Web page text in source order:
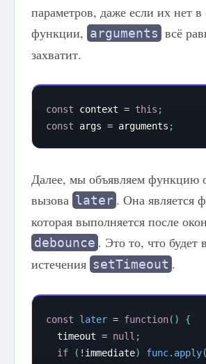
параметров, даже если их нет
функции, arguments всё
захватит.
const context = this ;
const args = arguments ;
Далее, мы объявляем функцию
вызова later . Она является
которая выполняется после
debounce . Это то, что будет
истечения setTimeout .
const later = function( )
{
  timeout
= null ;
if
( ! immediate) func. apply(